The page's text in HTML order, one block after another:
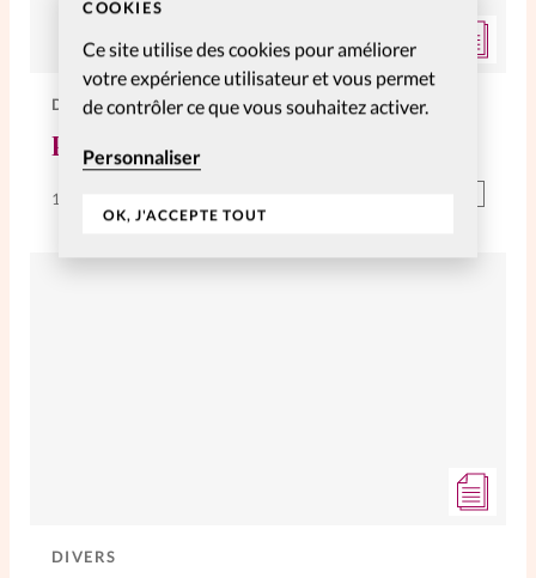
COOKIES
Ce site utilise des cookies pour améliorer
votre expérience utilisateur et vous permet
de contrôler ce que vous souhaitez activer.
Personnaliser
OK, J'ACCEPTE TOUT
DIVERS
Pourquoi l’’hospitalité?
14 Juin 2019
DIVERS